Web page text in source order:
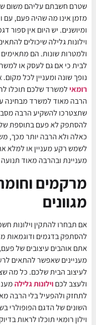
שטרם חשבתם עליהם משום
מזמן אינו מה שהיה פעם, עם
ומיושנים. יש היום אין ספור
וילונות גלילה שיכולים
ולמטרות שונות. הם
לבית כי אם גם לעסק או
נופך שונה ומעניין לכל
רומאילמשרד שלכם תוכלו
הרבה מאוד למשרד מבחינה
שתצטרכו להשקיע הרבה
להסתפק לא פעם בתוספת של
כאלה ולא הרבה יותר מכך,
לשמש רקע מעניין או למלא
מעניינת ובהרבה מאוד תנועה
מרקמים
מגוונים
אם תבחרו להתקין וילונות
להסתפק בדגמים ודוגמאות
אתם אוהבים עיצובים של
מעניינים שאפשר להתאים
לעיצוב הבית שלכם. כל מה
ולעצב לכםוילונות גלילה
לתחזק ולהפעיל בלי הרבה
השונים של הדגם הפופולרי
וילון רומאי תוכלו לראות